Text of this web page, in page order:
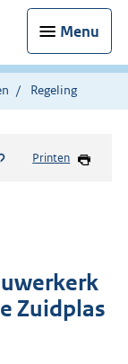
Menu
Regeling
Printen
Zuidplas